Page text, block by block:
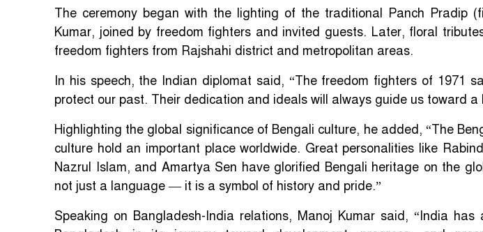
The ceremony began with the lighting of the traditional Panch Pradip
Kumar, joined by freedom fighters and invited guests. Later, floral
freedom fighters from Rajshahi district and metropolitan areas.
In his speech, the Indian diplomat said, “The freedom fighters of 1971
protect our past. Their dedication and ideals will always guide us toward a
Highlighting the global significance of Bengali culture, he added, “The
culture hold an important place worldwide. Great personalities like
Nazrul Islam, and Amartya Sen have glorified Bengali heritage on the
not just a language — it is a symbol of history and pride.”
Speaking on Bangladesh-India relations, Manoj Kumar said, “India has